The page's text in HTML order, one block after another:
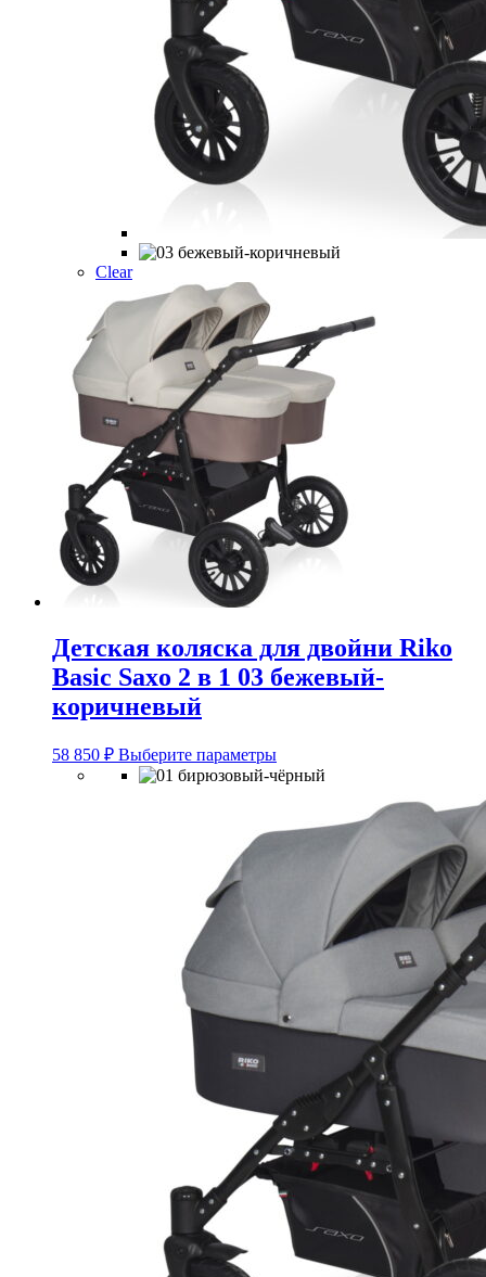
Clear
Детская коляска для двойни Riko
Basic Saxo 2 в 1 03 бежевый-
коричневый
58 850 ₽ Выберите параметрыЭтот
товар
имеет
вариаций.
выбрать
странице
товара.